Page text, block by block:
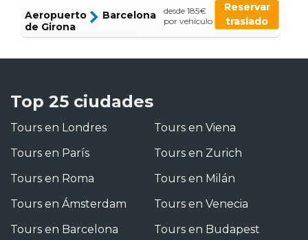
Aeropuerto
de Girona
Barcelona
desde 185€
por vehículo
Reservar
traslado
Top 25 ciudades
Tours en Londres
Tours en París
Tours en Roma
Tours en Ámsterdam
Tours en Barcelona
Tours en Viena
Tours en Zurich
Tours en Milán
Tours en Venecia
Tours en Budapest